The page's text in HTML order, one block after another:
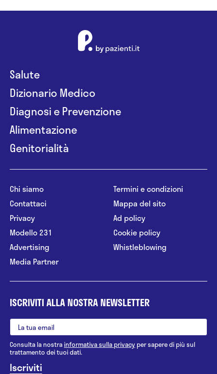
Salute
Dizionario Medico
Diagnosi e Prevenzione
Alimentazione
Genitorialità
Chi siamo
Contattaci
Privacy
Modello 231
Advertising
Media Partner
Termini e condizioni
Mappa del sito
Ad policy
Cookie policy
Whistleblowing
ISCRIVITI ALLA NOSTRA NEWSLETTER
Consulta la nostrainformativa sulla privacy per sapere di più sul
trattamento dei tuoi dati.